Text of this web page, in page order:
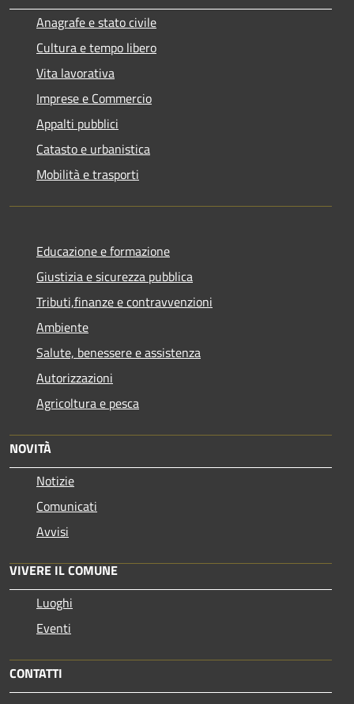
Anagrafe e stato civile
Cultura e tempo libero
Vita lavorativa
Imprese e Commercio
Appalti pubblici
Catasto e urbanistica
Mobilità e trasporti
Educazione e formazione
Giustizia e sicurezza pubblica
Tributi,finanze e contravvenzioni
Ambiente
Salute, benessere e assistenza
Autorizzazioni
Agricoltura e pesca
NOVITÀ
Notizie
Comunicati
Avvisi
VIVERE IL COMUNE
Luoghi
Eventi
CONTATTI